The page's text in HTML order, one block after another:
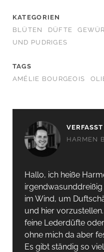
KATEGORIEN
BLÜTEN
DÜFTE
UND PUDRIGES
TAGS
AMÉLIE BOURGEOIS
HARMEN
Hallo, ich heiße
im Wind, um
und hier
feine Lederdüfte
ohne mich da aber
Es gibt ständig so